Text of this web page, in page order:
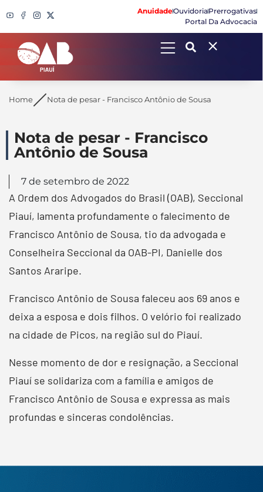
AnuidadeOuvidoriaPrerrogativas
Portal Da Advocacia
Search
Home Nota de pesar - Francisco Antônio de Sousa
Nota de pesar - Francisco
Antônio de Sousa
7 de setembro de 2022
A Ordem dos Advogados do Brasil (OAB), Seccional
Piauí, lamenta profundamente o falecimento de
Francisco Antônio de Sousa, tio da advogada e
Conselheira Seccional da OAB-PI, Danielle dos
Santos Araripe.
Francisco Antônio de Sousa faleceu aos 69 anos e
deixa a esposa e dois filhos. O velório foi realizado
na cidade de Picos, na região sul do Piauí.
Nesse momento de dor e resignação, a Seccional
Piauí se solidariza com a família e amigos de
Francisco Antônio de Sousa e expressa as mais
profundas e sinceras condolências.